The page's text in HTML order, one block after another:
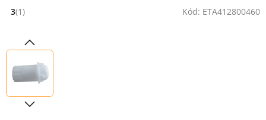
Hodnocení: 3 z 5 (1 recenzí)
3(1) Kód: ETA412800460